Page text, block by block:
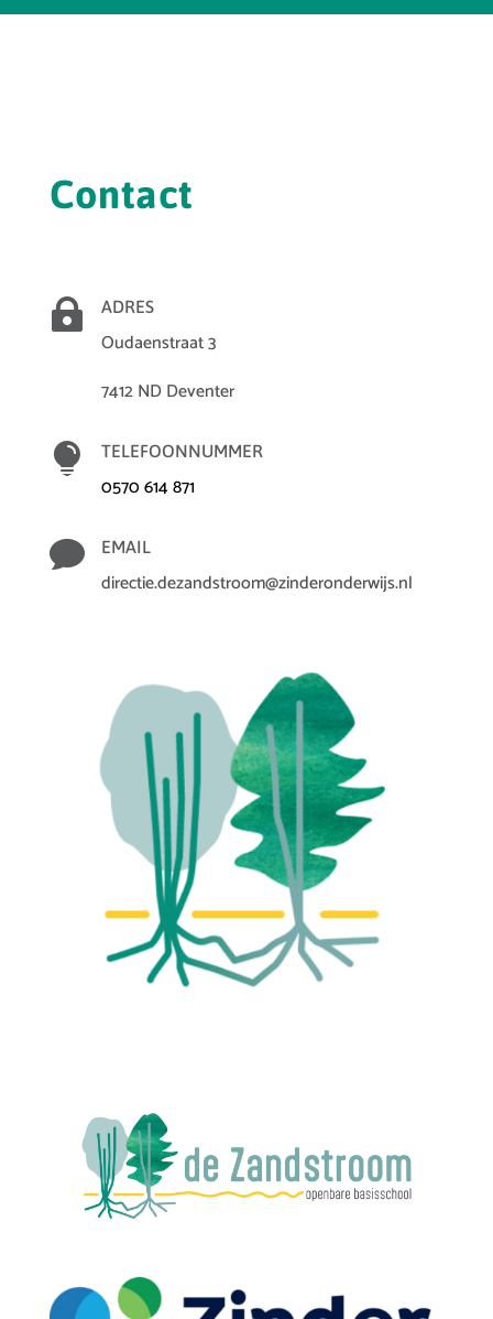
Contact
 ADRES
Oudaenstraat 3
7412 ND Deventer
 TELEFOONNUMMER
0570 614 871
 EMAIL
directie.dezandstroom@zinderonderwijs.nl